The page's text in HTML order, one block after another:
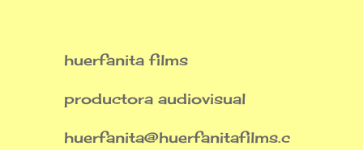
huerfanita films
productora audiovisual
huerfanita@huerfanitafilms.c